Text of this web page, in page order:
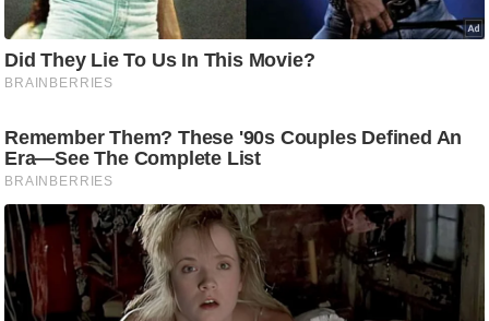
वु
ड
हॉ
वु
ड
ल्म
स
मी
क्षा